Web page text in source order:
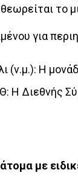
το
για
(ν.μ.): Η
Η Διεθνής
με